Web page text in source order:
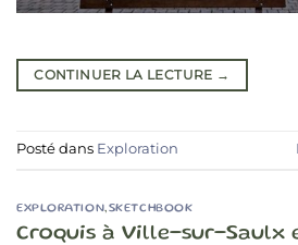
CONTINUER LA LECTURE →
Posté dans Exploration
EXPLORATION, SKETCHBOOK
Croquis à Ville-sur-Saulx